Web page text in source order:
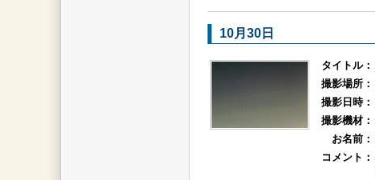
10月30日
タイトル：
撮影場所：
撮影日時：
撮影機材：
お名前：
コメント：